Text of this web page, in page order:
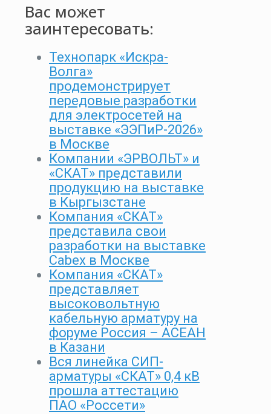
Вас может
заинтересовать:
Технопарк «Искра-
Волга»
продемонстрирует
передовые разработки
для электросетей на
выставке «ЭЭПиР-2026»
в Москве
Компании «ЭРВОЛЬТ» и
«СКАТ» представили
продукцию на выставке
в Кыргызстане
Компания «СКАТ»
представила свои
разработки на выставке
Cabex в Москве
Компания «СКАТ»
представляет
высоковольтную
кабельную арматуру на
форуме Россия – АСЕАН
в Казани
Вся линейка СИП-
арматуры «СКАТ» 0,4 кВ
прошла аттестацию
ПАО «Россети»